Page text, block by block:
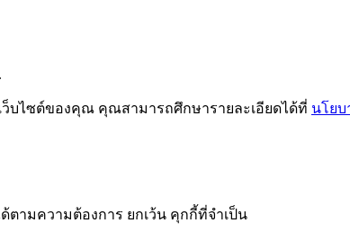
บไซต์ของคุณ คุณสามารถศึกษารายละเอียดได้ที่ นโยบ
ามความต้องการ ยกเว้น คุกกี้ที่จำเป็น